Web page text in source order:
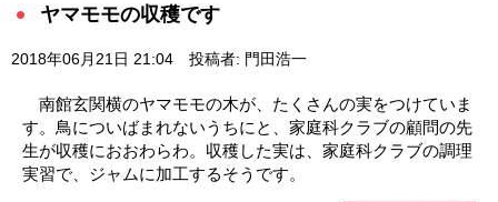
ヤマモモの収穫です
2018年06月21日 21:04 投稿者: 門田浩一
南館玄関横のヤマモモの木が、たくさんの実をつけていま
す。鳥についばまれないうちにと、家庭科クラブの顧問の先
生が収穫におおわらわ。収穫した実は、家庭科クラブの調理
実習で、ジャムに加工するそうです。